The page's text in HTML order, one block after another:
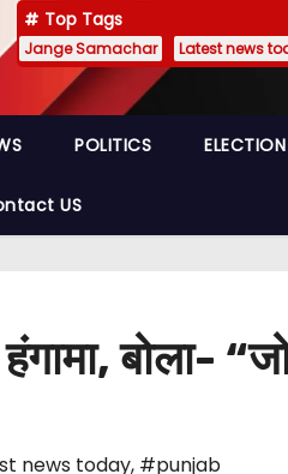
Top Tags
Jange Samachar Latest news
POLITICS ELECTION
US
बोला-
news today, #punjab